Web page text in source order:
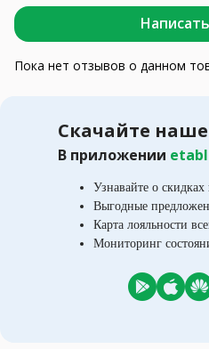
Пока нет отзывов о данном
Скачайте
В приложении etabl
Узнавайте о
Выгодные
Карта лояльности
Мониторинг